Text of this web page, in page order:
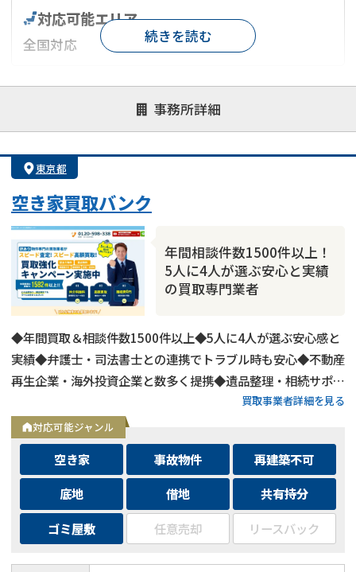
事務所詳細
対応可能エリア
全国対応
対応が親身 オンライン面談可能
レスポンスが早い
1億円以上の買取可
続きを読む
東京都
空き家買取バンク
年間相談件数1500件以上！
5人に4人が選ぶ安心と実績
の買取専門業者
◆年間買取＆相談件数1500件以上◆5人に4人が選ぶ安心感と
実績◆弁護士・司法書士との連携でトラブル時も安心◆不動産
再生企業・海外投資企業と数多く提携◆遺品整理・相続サポー
トも可能◆メールとLINEは24時間相談受付中買取事業者詳細を見る
対応可能ジャンル
空き家 事故物件
再建築不可
底地
借地
共有持分
ゴミ屋敷
任意売却 リースバック